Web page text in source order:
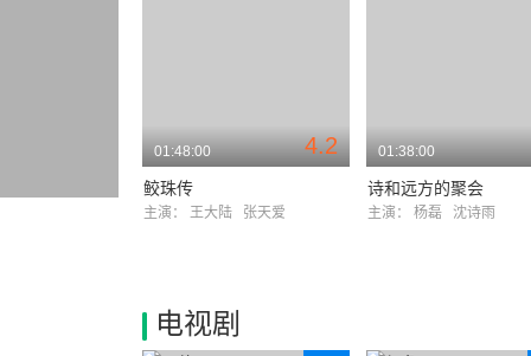
4.2
01:48:00
鲛珠传
主演： 王大陆 张天爱
01:38:00
诗和远方的聚会
主演： 杨磊 沈诗雨
电视剧